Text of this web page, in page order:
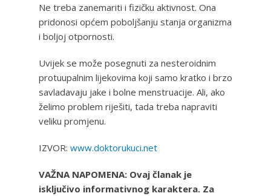
Ne treba zanemariti i fizičku aktivnost. Ona
pridonosi općem poboljšanju stanja organizma
i boljoj otpornosti.
Uvijek se može posegnuti za nesteroidnim
protuupalnim lijekovima koji samo kratko i brzo
savladavaju jake i bolne menstruacije. Ali, ako
želimo problem riješiti, tada treba napraviti
veliku promjenu.
IZVOR: www.doktorukuci.net
VAŽNA NAPOMENA: Ovaj članak je
isključivo informativnog karaktera. Za